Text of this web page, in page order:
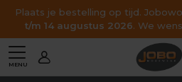
Plaats je bestelling op tijd.
t/m 14 augustus 2026. We
MENU